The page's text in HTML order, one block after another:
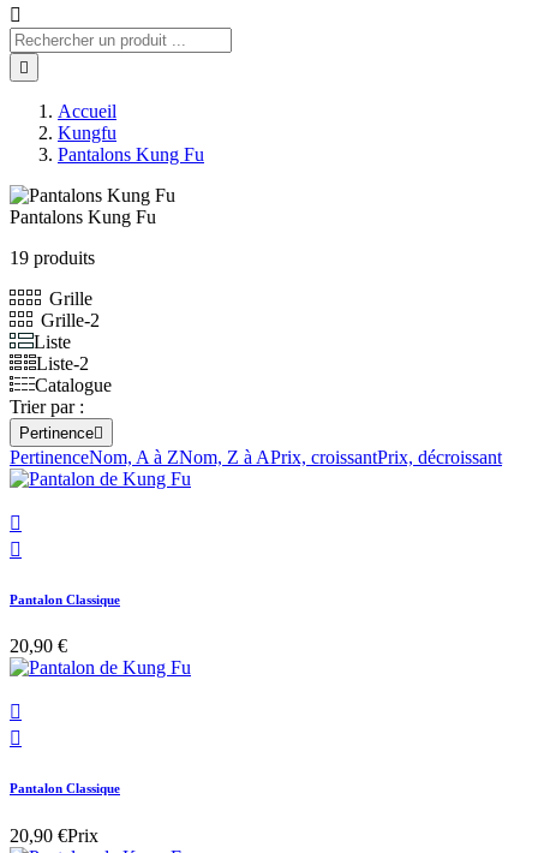


Accueil
Kungfu
Pantalons Kung Fu
Pantalons Kung Fu
19 produits
Grille
Grille-2
Liste
Liste-2
Catalogue
Trier par :
Pertinence
PertinenceNom, A à ZNom, Z à APrix, croissantPrix, décroissant


Pantalon Classique
20,90 €


Pantalon Classique
20,90 €Prix